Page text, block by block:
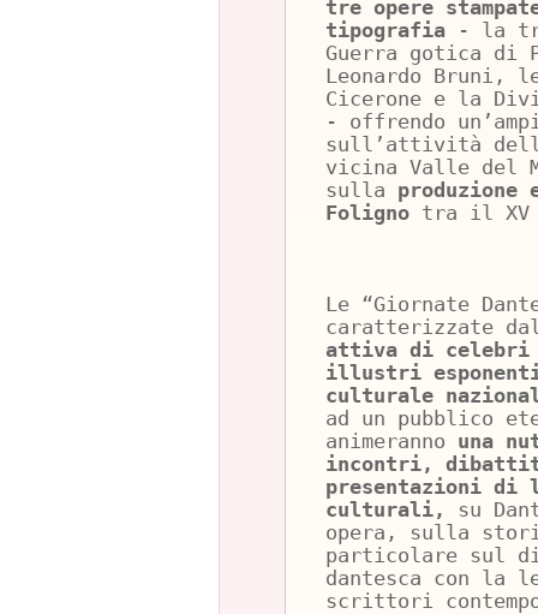
tre opere
tipografia - la
Guerra gotica di
Leonardo Bruni,
Cicerone e la
- offrendo
sull’attività
vicina Valle del
sulla
Foligno tra il XV
Le “Giornate
caratterizzate
attiva di celebri
illustri
culturale
ad un pubblico
animeranno una
incontri,
presentazioni
culturali,
su
opera, sulla
particolare sul
dantesca con la
scrittori